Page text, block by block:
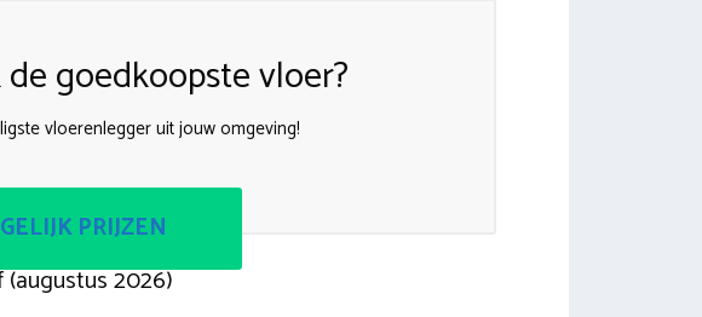
goedkoopste vloer?
vloerenlegger uit jouw omgeving!
PRIJZEN
(augustus 2026)